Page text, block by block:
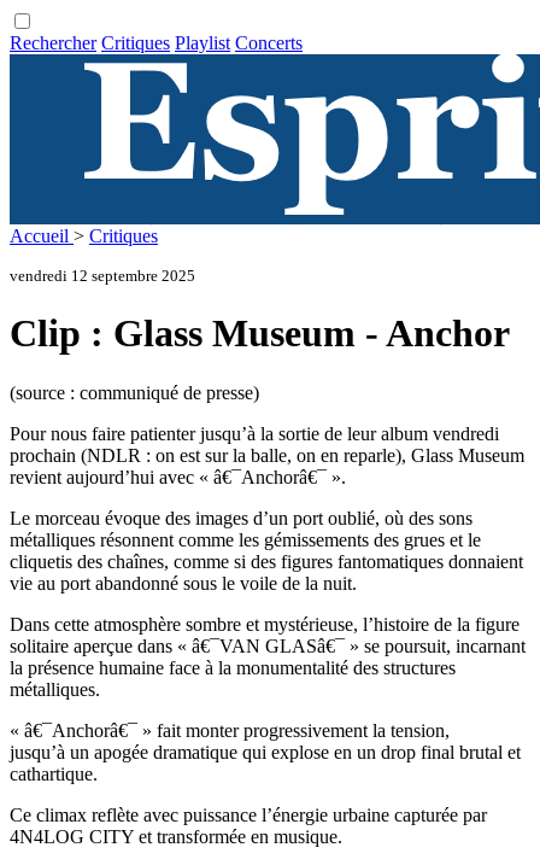
Rechercher Critiques Playlist Concerts
Accueil > Critiques
vendredi 12 septembre 2025
Clip : Glass Museum - Anchor
(source : communiqué de presse)
Pour nous faire patienter jusqu’à la sortie de leur album vendredi
prochain (NDLR : on est sur la balle, on en reparle), Glass Museum
revient aujourd’hui avec « â€¯Anchorâ€¯ ».
Le morceau évoque des images d’un port oublié, où des sons
métalliques résonnent comme les gémissements des grues et le
cliquetis des chaînes, comme si des figures fantomatiques donnaient
vie au port abandonné sous le voile de la nuit.
Dans cette atmosphère sombre et mystérieuse, l’histoire de la figure
solitaire aperçue dans « â€¯VAN GLASâ€¯ » se poursuit, incarnant
la présence humaine face à la monumentalité des structures
métalliques.
« â€¯Anchorâ€¯ » fait monter progressivement la tension,
jusqu’à un apogée dramatique qui explose en un drop final brutal et
cathartique.
Ce climax reflète avec puissance l’énergie urbaine capturée par
4N4LOG CITY et transformée en musique.